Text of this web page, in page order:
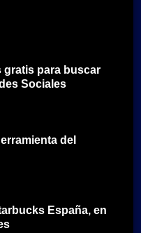
gratis para buscar
Sociales
del
España, en